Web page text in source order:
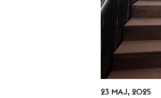
23 MAJ, 2025